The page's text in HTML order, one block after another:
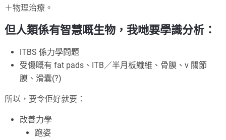
＋物理治療。
但人類係有智慧嘅生物，我哋要學識分析：
ITBS 係力學問題
受傷嘅有 fat pads、ITB／半月板纖維、骨膜、v 關節
膜、滑囊(?)
所以，要令佢好就要：
改善力學
跑姿